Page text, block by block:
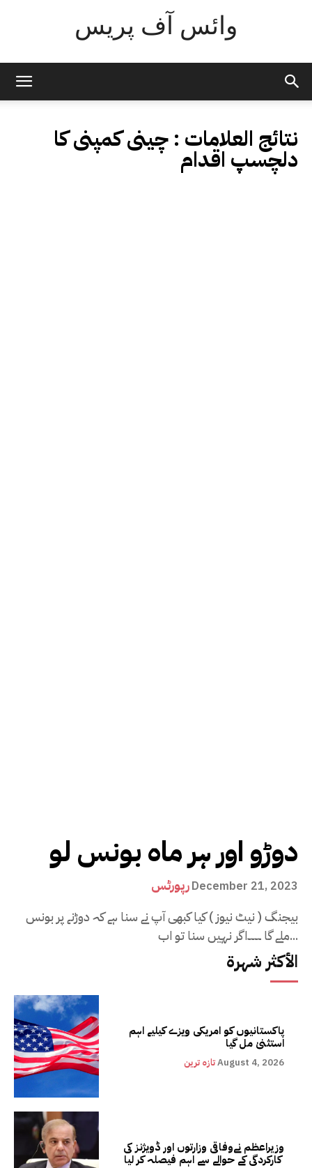
وائس آف پریس
نتائج العلامات : چینی کمپنی کا
دلچسپ اقدام
دوڑو اور ہر ماہ بونس لو
رپورٹسDecember 21, 2023
بیجنگ ( نیٹ نیوز ) کیا کبھی آپ نے سنا ہے کہ دوڑنے پر بونس
ملے گا ۔۔۔۔اگر نہیں سنا تو اب...
الأكثر شهرة
پاکستانیوں کو امریکی ویزے کیلیے اہم
استثنیٰ مل گیا
تازہ ترینAugust 4, 2026
وزیراعظم نےوفاقی وزارتوں اور ڈویژنز کی
کارکردگی کے حوالے سے اہم فیصلہ کر لیا